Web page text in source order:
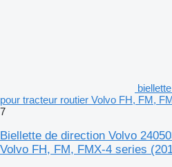
pour tracteur routier Volvo FH, FM,
7
Biellette de direction Volvo
Volvo FH, FM, FMX-4 series